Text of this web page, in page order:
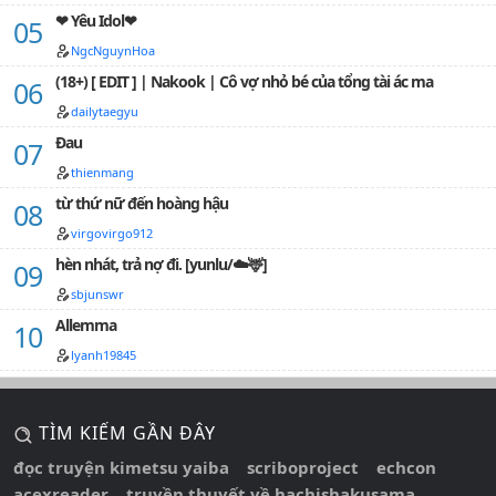
❤ Yêu Idol❤
NgcNguynHoa
(18+) [ EDIT ] | Nakook | Cô vợ nhỏ bé của tổng tài ác ma
dailytaegyu
Đau
thienmang
từ thứ nữ đến hoàng hậu
virgovirgo912
hèn nhát, trả nợ đi. [yunlu/☁️🦌]
sbjunswr
Allemma
lyanh19845
TÌM KIẾM GẦN ĐÂY
đọc truyện kimetsu yaiba scriboproject
echcon